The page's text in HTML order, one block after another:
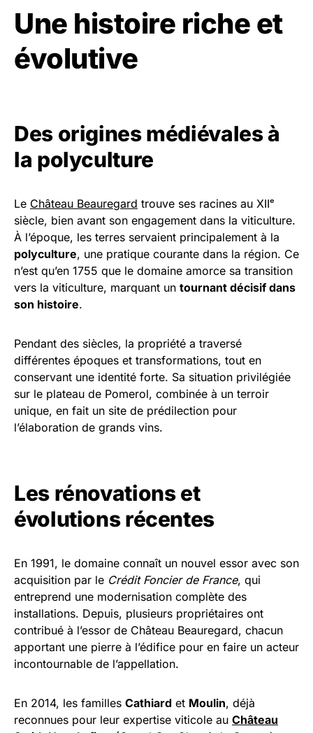
Une histoire riche et
évolutive
Des origines médiévales à
la polyculture
Le Château Beauregard trouve ses racines au XIIᵉ
siècle, bien avant son engagement dans la viticulture.
À l’époque, les terres servaient principalement à la
polyculture, une pratique courante dans la région. Ce
n’est qu’en 1755 que le domaine amorce sa transition
vers la viticulture, marquant un tournant décisif dans
son histoire.
Pendant des siècles, la propriété a traversé
différentes époques et transformations, tout en
conservant une identité forte. Sa situation privilégiée
sur le plateau de Pomerol, combinée à un terroir
unique, en fait un site de prédilection pour
l’élaboration de grands vins.
Les rénovations et
évolutions récentes
En 1991, le domaine connaît un nouvel essor avec son
acquisition par le Crédit Foncier de France, qui
entreprend une modernisation complète des
installations. Depuis, plusieurs propriétaires ont
contribué à l’essor de Château Beauregard, chacun
apportant une pierre à l’édifice pour en faire un acteur
incontournable de l’appellation.
En 2014, les familles Cathiard et Moulin, déjà
reconnues pour leur expertise viticole au Château